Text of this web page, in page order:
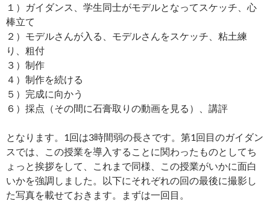
１）ガイダンス、学生同士がモデルとなってスケッチ、心
棒立て
２）モデルさんが入る、モデルさんをスケッチ、粘土練
り、粗付
３）制作
４）制作を続ける
５）完成に向かう
６）採点（その間に石膏取りの動画を見る）、講評
となります。1回は3時間弱の長さです。第1回目のガイダン
スでは、この授業を導入することに関わったものとしてち
ょっと挨拶をして、これまで同様、この授業がいかに面白
いかを強調しました。以下にそれぞれの回の最後に撮影し
た写真を載せておきます。まずは一回目。